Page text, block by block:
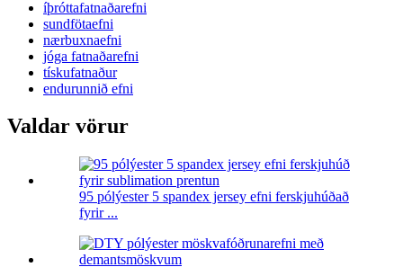
íþróttafatnaðarefni
sundfötaefni
nærbuxnaefni
jóga fatnaðarefni
tískufatnaður
endurunnið efni
Valdar vörur
95 pólýester 5 spandex jersey efni ferskjuhúðað
fyrir ...